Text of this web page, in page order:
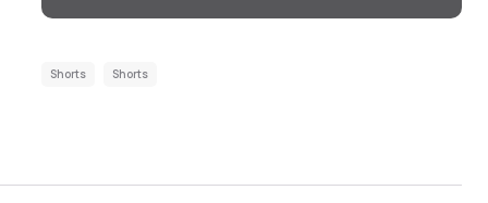
Shorts Shorts